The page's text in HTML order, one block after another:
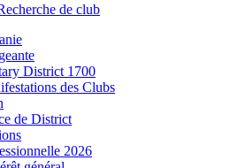
de club
District 1700
des Clubs
de District
2026